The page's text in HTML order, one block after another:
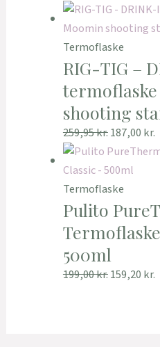
Termoflaske
RIG-TIG –
shooting
259,95kr.187,00 kr.
Termoflaske
Pulito
500ml
199,00kr.159,20 kr.